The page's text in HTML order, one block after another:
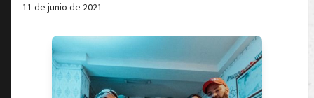
11 de junio de 2021